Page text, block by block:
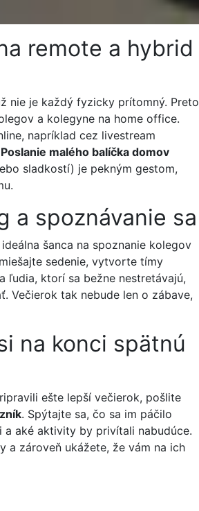
remote a hybrid
nie je každý fyzicky prítomný. Preto
a kolegyne na home office.
napríklad cez livestream
Poslanie malého balíčka domov
sladkostí) je pekným gestom,
a spoznávanie sa
šanca na spoznanie kolegov
sedenie, vytvorte tímy
ľudia, ktorí sa bežne nestretávajú,
Večierok tak nebude len o zábave,
na konci spätnú
ešte lepší večierok, pošlite
. Spýtajte sa, čo sa im páčilo
a aké aktivity by privítali nabudúce.
a zároveň ukážete, že vám na ich